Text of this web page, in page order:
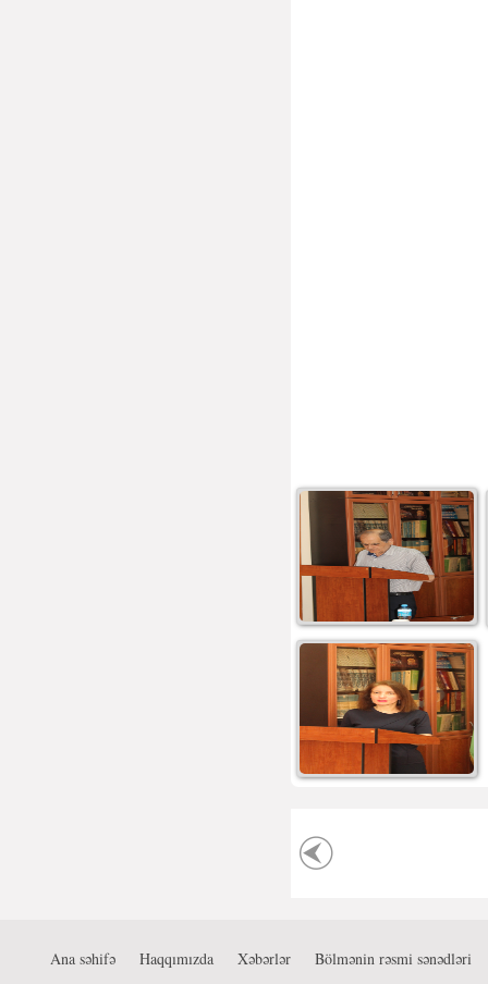
Ana səhifə Haqqımızda Xəbərlər Bölmənin rəsmi sənədləri